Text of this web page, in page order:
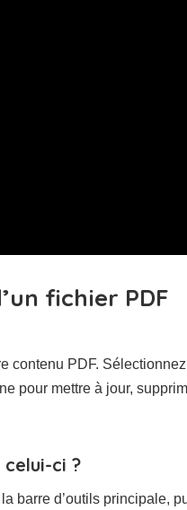
fichier PDF
contenu PDF.
pour mettre à jour,
ci ?
barre d’outils principale,